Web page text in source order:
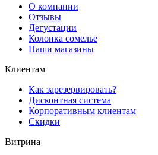
О компании
Отзывы
Дегустации
Колонка сомелье
Наши магазины
Клиентам
Как зарезервировать?
Дисконтная система
Корпоративным клиентам
Скидки
Витрина